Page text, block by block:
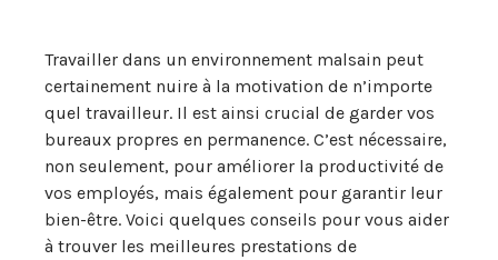
Travailler dans un environnement malsain peut
certainement nuire à la motivation de n’importe
quel travailleur. Il est ainsi crucial de garder vos
bureaux propres en permanence. C’est nécessaire,
non seulement, pour améliorer la productivité de
vos employés, mais également pour garantir leur
bien-être. Voici quelques conseils pour vous aider
à trouver les meilleures prestations de